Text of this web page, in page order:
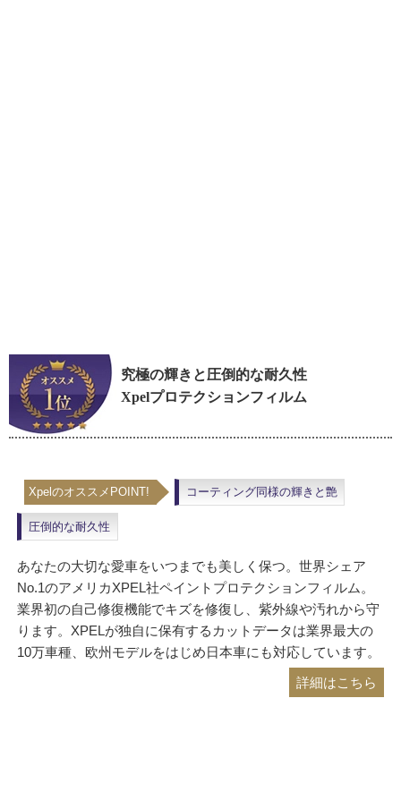
Xpelプロテクションフィルム
XpelのオススメPOINT! コーティング同様の輝きと艶
圧倒的な耐久性
No.1のアメリカXPEL社ペイントプロテクションフィルム。
業界初の自己修復機能でキズを修復し、紫外線や汚れから守
ります。XPELが独自に保有するカットデータは業界最大の
10万車種、欧州モデルをはじめ日本車にも対応しています。
詳細はこちら